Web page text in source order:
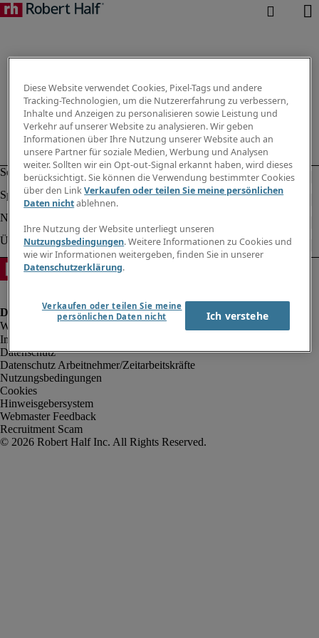
Impressum
Datenschutz
Datenschutz Arbeitnehmer/Zeitarbeitskräfte
Nutzungsbedingungen
Cookies
Hinweisgebersystem
Webmaster Feedback
Recruitment Scam
Diese Website verwendet Cookies, Pixel-Tags und andere
Tracking-Technologien, um die Nutzererfahrung zu verbessern,
Inhalte und Anzeigen zu personalisieren sowie Leistung und
Verkehr auf unserer Website zu analysieren. Wir geben
Informationen über Ihre Nutzung unserer Website auch an
unsere Partner für soziale Medien, Werbung und Analysen
weiter. Sollten wir ein Opt-out-Signal erkannt haben, wird dieses
berücksichtigt. Sie können die Verwendung bestimmter Cookies
über den LinkVerkaufen oder teilen Sie meine persönlichen
Daten nichtablehnen.
Ihre Nutzung der Website unterliegt unseren
Nutzungsbedingungen. Weitere Informationen zu Cookies und
wie wir Informationen weitergeben, finden Sie in unserer
Datenschutzerklärung.
Verkaufen oder teilen Sie meine
persönlichen Daten nicht
Ich verstehe